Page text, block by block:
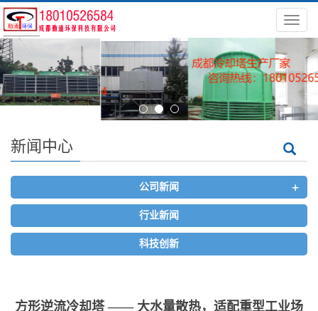
导
航
公司新闻 +
行业新闻